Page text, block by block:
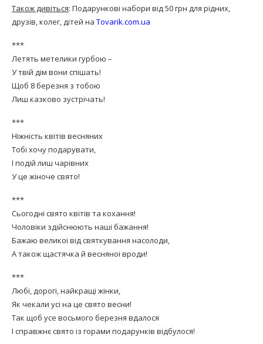
Також дивіться: Подарункові набори від 50 грн для рідних,
друзів, колег, дітей на Tovarik.com.ua
***
Летять метелики гурбою –
У твій дім вони спішать!
Щоб 8 березня з тобою
Лиш казково зустрічать!
***
Ніжність квітів весняних
Тобі хочу подарувати,
І подій лиш чарівних
У це жіноче свято!
***
Сьогодні свято квітів та кохання!
Чоловіки здійснюють наші бажання!
Бажаю великоі від святкування насолоди,
А також щастячка й весняноі вроди!
***
Любі, дорогі, найкращі жінки,
Як чекали усі на це свято весни!
Так щоб усе восьмого березня вдалося
І справжнє свято із горами подарунків відбулося!